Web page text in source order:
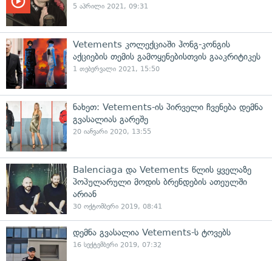
5 აპრილი 2021, 09:31
Vetements კოლექციაში ჰონგ-კონგის
აქციების თემის გამოყენებისთვის გააკრიტიკეს
1 თებერვალი 2021, 15:50
ნახეთ: Vetements-ის პირველი ჩვენება დემნა
გვასალიას გარეშე
20 იანვარი 2020, 13:55
Balenciaga და Vetements წლის ყველაზე
პოპულარული მოდის ბრენდების ათეულში
არიან
30 ოქტომბერი 2019, 08:41
დემნა გვასალია Vetements-ს ტოვებს
16 სექტემბერი 2019, 07:32